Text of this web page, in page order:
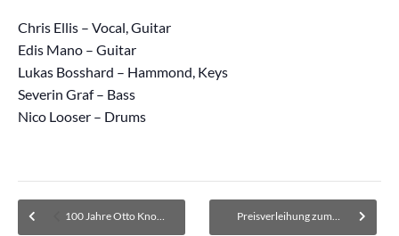
Chris Ellis – Vocal, Guitar
Edis Mano – Guitar
Lukas Bosshard – Hammond, Keys
Severin Graf – Bass
Nico Looser – Drums
100 Jahre Otto Knopf – Vernissage mit Lesung Preisverleihung zum Fotowettbewerb „Verwoben mit Helmbrechts“